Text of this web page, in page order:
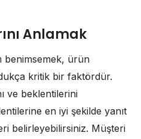
Anlamak
benimsemek, ürün
kritik bir faktördür.
ve beklentilerini
en iyi şekilde yanıt
belirleyebilirsiniz. Müşteri